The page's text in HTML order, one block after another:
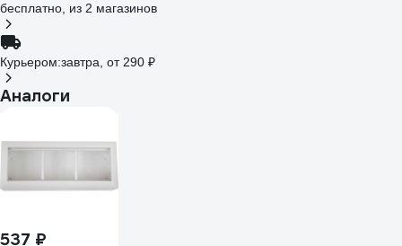
бесплатно , из 2 магазинов
Курьером:завтра, от 290 ₽
Аналоги
537 ₽